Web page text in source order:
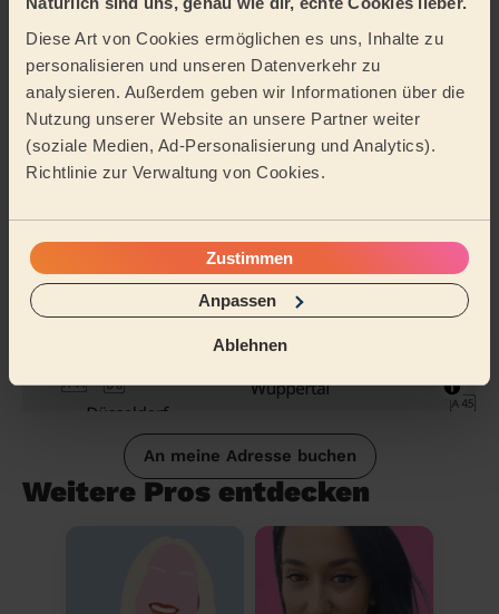
Diese Art von Cookies ermöglichen es uns, Inhalte zu
personalisieren und unseren Datenverkehr zu
analysieren. Außerdem geben wir Informationen über die
Nutzung unserer Website an unsere Partner weiter
(soziale Medien, Ad-Personalisierung und Analytics).
Richtlinie zur Verwaltung von Cookies.
Zustimmen
Anpassen
Ablehnen
Reinigungsmittel
Tätigkeitsbereich
An meine Adresse buchen
Weitere Pros entdecken